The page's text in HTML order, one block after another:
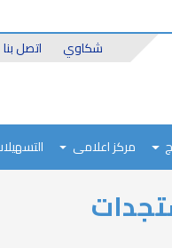
Header
Top
شكاوي اتصل بنا
مركز اعلامى